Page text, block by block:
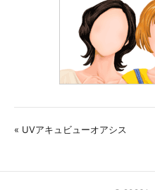
« UVアキュビューオアシス